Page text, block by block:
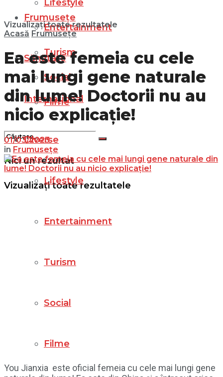
Lifestyle
Entertainment
Turism
Social
Filme
Nici un rezultat
Vizualizați toate rezultatele
Frumusețe
Sănătate
Internațional
Diverse
Lifestyle
Entertainment
Turism
Social
Filme
Vizualizați toate rezultatele
Acasă Frumusețe
Ea este femeia cu cele
mai lungi gene naturale
din lume! Doctorii nu au
nicio explicație!
01/03/2023
in Frumusețe
You Jianxia este oficial femeia cu cele mai lungi gene